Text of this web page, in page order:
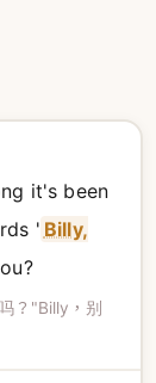
it's been
' Billy,
？"Billy，别